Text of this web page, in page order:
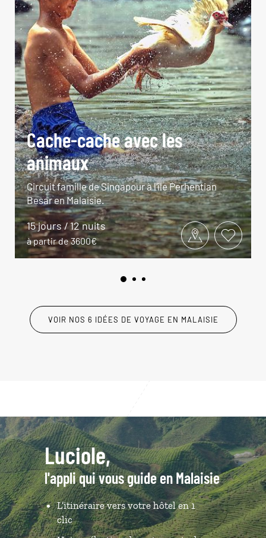
Cache-cache avec les
animaux
Circuit famille de Singapour à l’île Perhentian
Besar en Malaisie.
15 jours / 12 nuits
à partir de 3600€
VOIR NOS 6 IDÉES DE VOYAGE EN MALAISIE
Luciole,
l'appli qui vous guide en Malaisie
L’itinéraire vers votre hôtel en 1
clic